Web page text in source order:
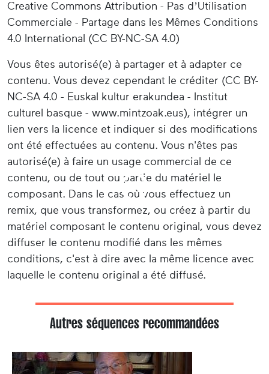
Creative Commons Attribution - Pas d’Utilisation
Commerciale - Partage dans les Mêmes Conditions
4.0 International (CC BY-NC-SA 4.0)
Vous êtes autorisé(e) à partager et à adapter ce
contenu. Vous devez cependant le créditer (CC BY-
NC-SA 4.0 - Euskal kultur erakundea - Institut
culturel basque - www.mintzoak.eus), intégrer un
lien vers la licence et indiquer si des modifications
ont été effectuées au contenu. Vous n'êtes pas
autorisé(e) à faire un usage commercial de ce
contenu, ou de tout ou partie du matériel le
composant. Dans le cas où vous effectuez un
remix, que vous transformez, ou créez à partir du
matériel composant le contenu original, vous devez
diffuser le contenu modifié dans les mêmes
conditions, c'est à dire avec la même licence avec
laquelle le contenu original a été diffusé.
Autres séquences recommandées